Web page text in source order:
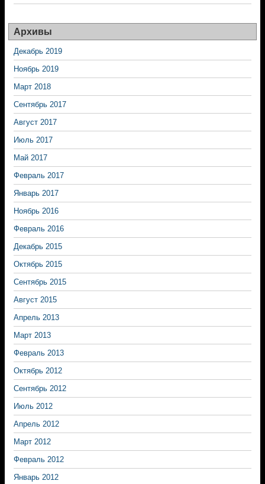
Архивы
Декабрь 2019
Ноябрь 2019
Март 2018
Сентябрь 2017
Август 2017
Июль 2017
Май 2017
Февраль 2017
Январь 2017
Ноябрь 2016
Февраль 2016
Декабрь 2015
Октябрь 2015
Сентябрь 2015
Август 2015
Апрель 2013
Март 2013
Февраль 2013
Октябрь 2012
Сентябрь 2012
Июль 2012
Апрель 2012
Март 2012
Февраль 2012
Январь 2012